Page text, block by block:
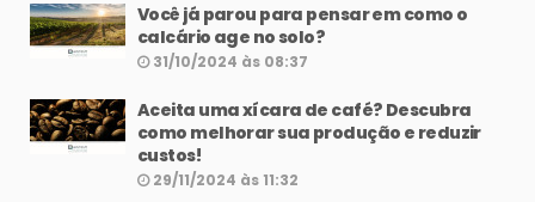
Você já parou para pensar em como o
calcário age no solo?
31/10/2024 às 08:37
Aceita uma xícara de café? Descubra
como melhorar sua produção e reduzir
custos!
29/11/2024 às 11:32